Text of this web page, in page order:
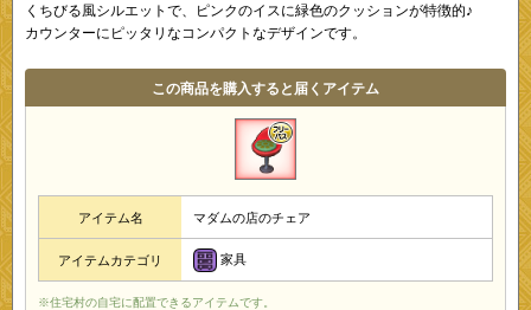
くちびる風シルエットで、ピンクのイスに緑色のクッションが特徴的♪
カウンターにピッタリなコンパクトなデザインです。
この商品を購入すると届くアイテム
アイテム名 マダムの店のチェア
アイテムカテゴリ 家具
※住宅村の自宅に配置できるアイテムです。